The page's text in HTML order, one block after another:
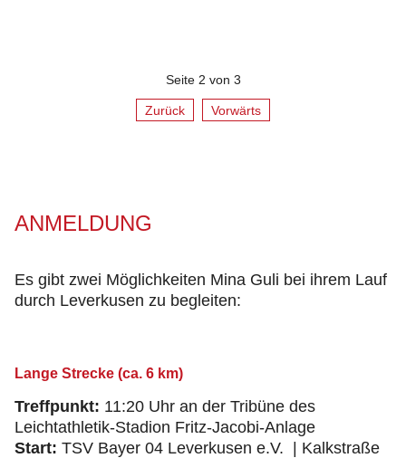
Seite 2 von 3
Zurück Vorwärts
ANMELDUNG
Es gibt zwei Möglichkeiten Mina Guli bei ihrem Lauf
durch Leverkusen zu begleiten:
Lange Strecke (ca. 6 km)
Treffpunkt: 11:20 Uhr an der Tribüne des
Leichtathletik-Stadion Fritz-Jacobi-Anlage
Start: TSV Bayer 04 Leverkusen e.V. | Kalkstraße